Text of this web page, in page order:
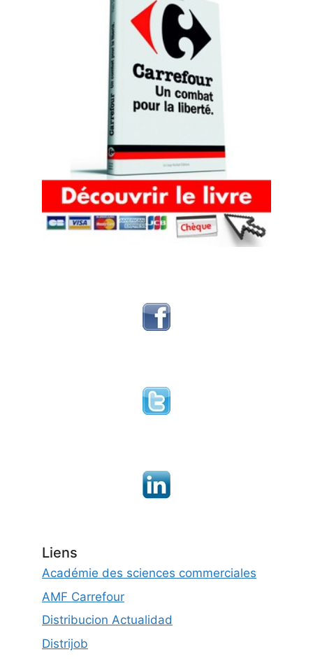
Liens
Académie des sciences commerciales
AMF Carrefour
Distribucion Actualidad
Distrijob